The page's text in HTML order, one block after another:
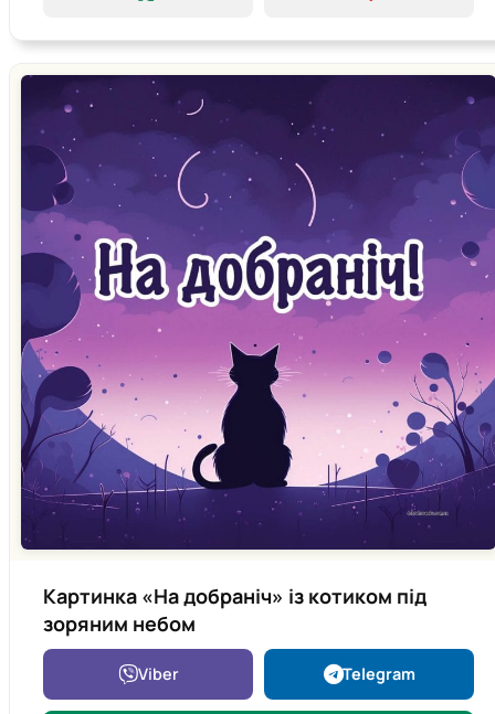
Картинка «На добраніч» із котиком під
зоряним небом
Viber Telegram